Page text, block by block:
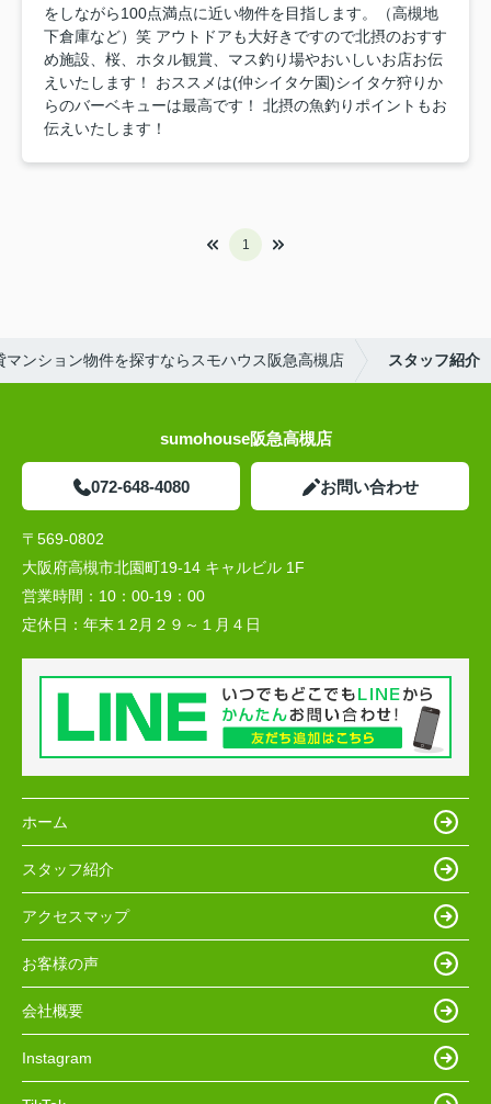
をしながら100点満点に近い物件を目指します。（高槻地
下倉庫など）笑 アウトドアも大好きですので北摂のおすす
め施設、桜、ホタル観賞、マス釣り場やおいしいお店お伝
えいたします！ おススメは(仲シイタケ園)シイタケ狩りか
らのバーベキューは最高です！ 北摂の魚釣りポイントもお
伝えいたします！
1
マンション物件を探すならスモハウス阪急高槻店 スタッフ紹介
sumohouse阪急高槻店
072-648-4080 お問い合わせ
〒569-0802
大阪府高槻市北園町19-14 キャルビル 1F
営業時間： 10：00-19：00
定休日： 年末１2月２９～１月４日
ホーム
スタッフ紹介
アクセスマップ
お客様の声
会社概要
Instagram